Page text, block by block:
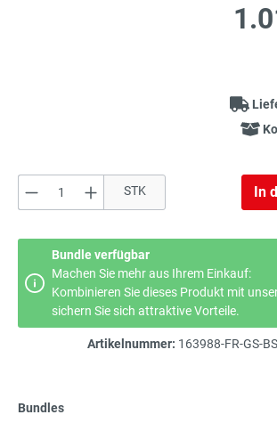
Produkt Anzahl: Gib den
STK In
Bundle verfügbar
Machen Sie mehr aus Ihrem Einkauf:
Kombinieren Sie dieses Produkt mit
sichern Sie sich attraktive Vorteile.
Artikelnummer: 163988-FR-GS-BS
Bundles